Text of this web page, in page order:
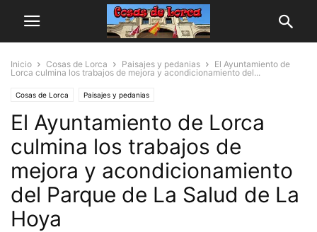
Inicio Cosas de Lorca Paisajes y pedanias
El Ayuntamiento de
Lorca culmina los trabajos de mejora y acondicionamiento del...
Cosas de Lorca Paisajes y pedanias
El Ayuntamiento de Lorca
culmina los trabajos de
mejora y acondicionamiento
del Parque de La Salud de La
Hoya